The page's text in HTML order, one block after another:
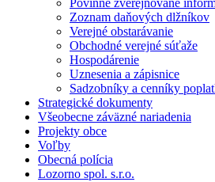
Povinne zverejňované
Zoznam daňových dlžníkov
Verejné obstarávanie
Obchodné verejné súťaže
Hospodárenie
Uznesenia a zápisnice
Sadzobníky a cenníky
Strategické dokumenty
Všeobecne záväzné nariadenia
Projekty obce
Voľby
Obecná polícia
Lozorno spol. s.r.o.